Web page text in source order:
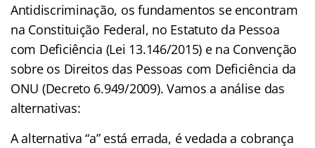
Antidiscriminação, os fundamentos se encontram
na Constituição Federal, no Estatuto da Pessoa
com Deficiência (Lei 13.146/2015) e na Convenção
sobre os Direitos das Pessoas com Deficiência da
ONU (Decreto 6.949/2009). Vamos a análise das
alternativas:
A alternativa “a” está errada, é vedada a cobrança